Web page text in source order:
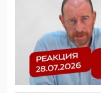
09:43, 01 Июня 2026
5G за счет здоровья
отобрать у регионов
защищать жилые
05:58, 26 Мая 2026
Роскомнадзор
деструктивным и